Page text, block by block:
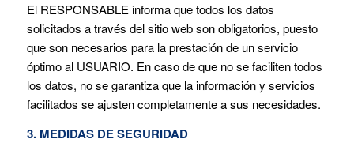
El RESPONSABLE informa que todos los datos
solicitados a través del sitio web son obligatorios, puesto
que son necesarios para la prestación de un servicio
óptimo al USUARIO. En caso de que no se faciliten todos
los datos, no se garantiza que la información y servicios
facilitados se ajusten completamente a sus necesidades.
3. MEDIDAS DE SEGURIDAD